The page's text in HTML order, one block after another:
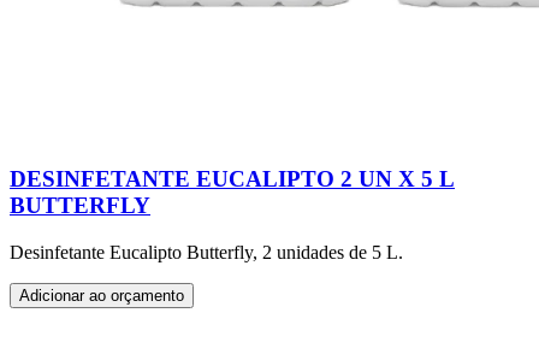
DESINFETANTE EUCALIPTO 2 UN X 5 L
BUTTERFLY
Desinfetante Eucalipto Butterfly, 2 unidades de 5 L.
Adicionar ao orçamento